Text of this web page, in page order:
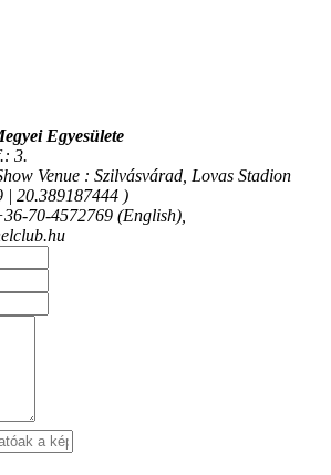
Egyesülete
3.
Venue : Szilvásvárad, Lovas Stadion
| 20.389187444 )
70-4572769 (English),